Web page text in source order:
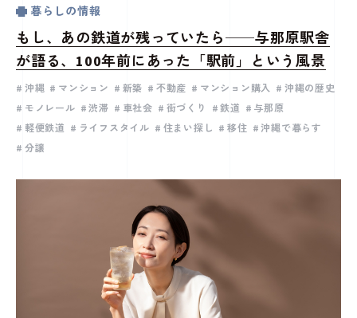
暮らしの情報
もし、あの鉄道が残っていたら──与那原駅舎
が語る、100年前にあった「駅前」という風景
沖縄 マンション 新築 不動産 マンション購入
沖縄の歴史
モノレール
渋滞 車社会 街づくり 鉄道
与那原
軽便鉄道
ライフスタイル 住まい探し 移住
沖縄で暮らす
分譲